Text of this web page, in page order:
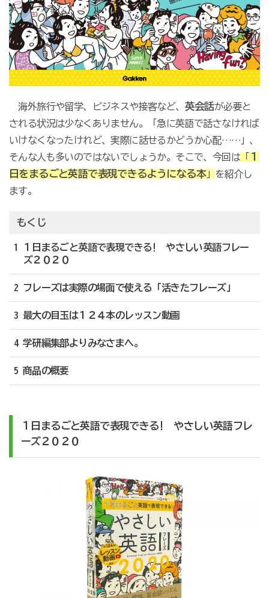
海外旅行や留学、ビジネスや接客など、 英会話が必要と
される状況は少なくありません。「急に英語で話さなければ
いけなくなったけれど、実際に話せるかどうか心配……」、
そんな人も多いのではないでしょうか。そこで、今回は「
１
日をまるごと英語で表現できるようになる本」 を紹介し
ます。
もくじ
1 １日まるごと英語で表現できる! やさしい英語フレー
ズ２０２０
2 フレーズは実際の場面で使える「活きたフレーズ」
3 最大の目玉は１２４本のレッスン動画
4 学研編集部よりみなさまへ。
5 商品の概要
１日まるごと英語で表現できる! やさしい英語フレ
ーズ２０２０